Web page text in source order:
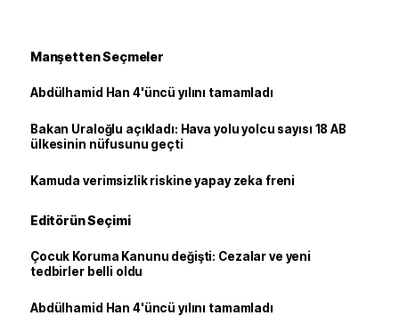
Manşetten Seçmeler
Abdülhamid Han 4'üncü yılını tamamladı
Bakan Uraloğlu açıkladı: Hava yolu yolcu sayısı 18 AB
ülkesinin nüfusunu geçti
Kamuda verimsizlik riskine yapay zeka freni
Editörün Seçimi
Çocuk Koruma Kanunu değişti: Cezalar ve yeni
tedbirler belli oldu
Abdülhamid Han 4'üncü yılını tamamladı